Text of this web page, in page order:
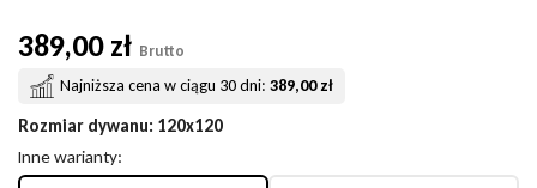
389,00 zł Brutto
Najniższa cena w ciągu 30 dni: 389,00 zł
Rozmiar dywanu: 120x120
Inne warianty: